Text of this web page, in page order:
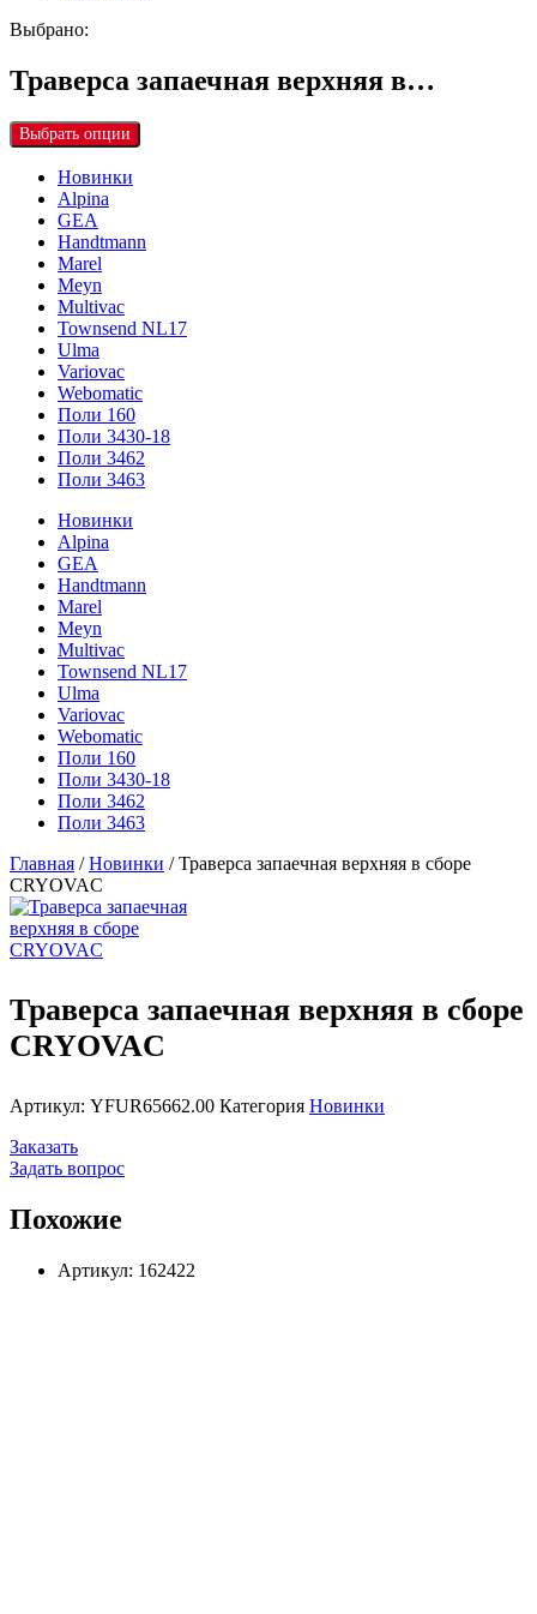
Выбрано:
Траверса запаечная верхняя в…
Выбрать опции
Новинки
Alpina
GEA
Handtmann
Marel
Meyn
Multivac
Townsend NL17
Ulma
Variovac
Webomatic
Поли 160
Поли 3430-18
Поли 3462
Поли 3463
Новинки
Alpina
GEA
Handtmann
Marel
Meyn
Multivac
Townsend NL17
Ulma
Variovac
Webomatic
Поли 160
Поли 3430-18
Поли 3462
Поли 3463
Главная /Новинки / Траверса запаечная верхняя в сборе
CRYOVAC
Траверса запаечная верхняя в сборе
CRYOVAC
Артикул: YFUR65662.00 Категория Новинки
Заказать
Задать вопрос
Похожие
Артикул: 162422